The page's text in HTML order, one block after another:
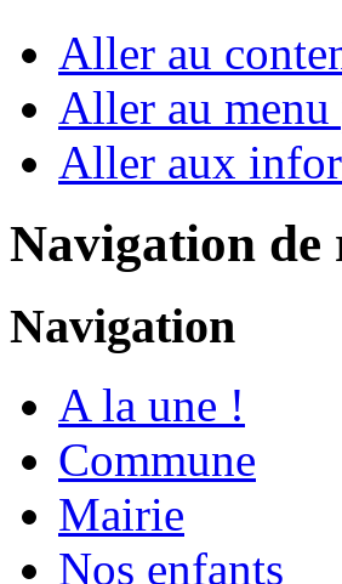
Aller au
Aller au
Aller aux
Navigation de
Navigation
A la une !
Commune
Mairie
Nos enfants